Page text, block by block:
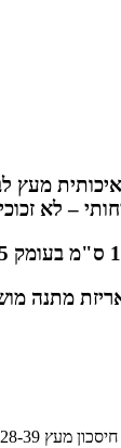
איכותית
– לא
מתנה
מעץ 28-39 שח